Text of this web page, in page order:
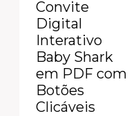
Convite
Digital
Interativo
Baby Shark
em PDF com
Botões
Clicáveis